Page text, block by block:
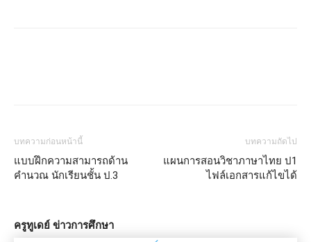
บทความก่อนหน้านี้
แบบฝึกความสามารถด้าน
คำนวณ นักเรียนชั้น ป.3
บทความถัดไป
แผนการสอนวิชาภาษาไทย ป1
ไฟล์เอกสารแก้ไขได้
ครูทูเดย์ ข่าวการศึกษา